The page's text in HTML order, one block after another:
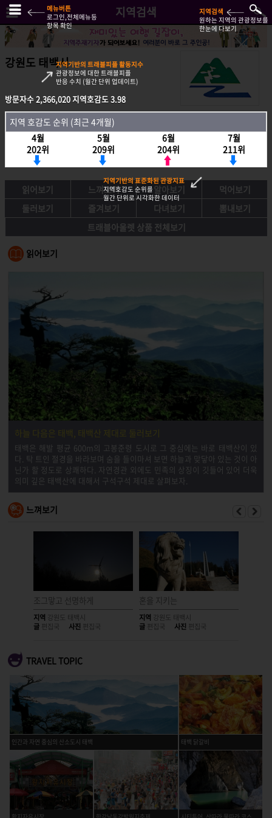
지역검색
강원도 태백시
방문자수2,366,020지역호감도3.98
지역호감도 순위 (최근 4개월)
4월
202위
5월
209위
6월
204위
7월
211위
읽어보기 느껴보기 알아보기
먹어보기
둘러보기
즐겨보기 다녀보기
뽐내보기
트래블아울렛 상품 전체보기
읽어보기
하늘 다음은 태백, 태백산 제대로 둘러보기
태백은 해발 평균 600m의 고봉준령 도시로 그 중심에는 바로 태백산이 있
다. 탁 트인 절경을 바라보며 숨을 들이마셔 보면 하늘과 맞닿아 있는 것이 아
닌가 할 정도로 상쾌하다. 자연경관 외에도 민족의 상징이 깃들어 있어 더욱
의미 깊은 태백산에 대해서 구석구석 제대로 살펴보자.
느껴보기
조그맣고 선명하게
지역 강원도 태백시
글 편집국 사진 편집국
혼을 지키는
지역 강원도 태백시
글 편집국 사진 편집국
TRAVEL TOPIC
인간과 자연 중심의 산소도시 태백 태백 닭갈비
방문자수2,366,020지역호감도3.98
지역 호감도 순위 (최근 4개월)
4월
202위
5월
209위
6월
204위
7월
211위
메뉴버튼
로그인,전체메뉴등
항목 확인
지역검색
원하는 지역의 관광정보를
한눈에 다보기
지역기반의 트래블피플 활동지수
관광정보에 대한 트래블피플
반응 수치 (월간 단위 업데이트)
지역기반의 표준화된 관광지표
지역호감도 순위를
월간 단위로 시각화한 데이터